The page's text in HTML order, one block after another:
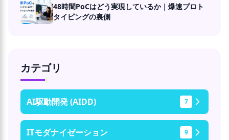
48時間PoCはどう実現しているか｜爆速プロト
タイピングの裏側
カテゴリ
AI駆動開発 (AIDD) 7
ITモダナイゼーション 9